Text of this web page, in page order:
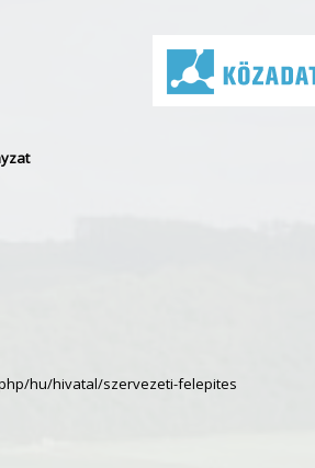
hu/hivatal/szervezeti-felepites